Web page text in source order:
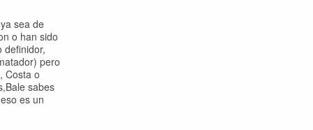
sea de
o han sido
definidor,
pero
Costa o
sabes
es un